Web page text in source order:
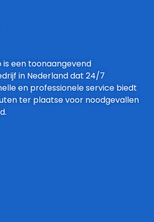
een toonaangevend
in Nederland dat 24/7
en professionele service biedt
ter plaatse voor noodgevallen